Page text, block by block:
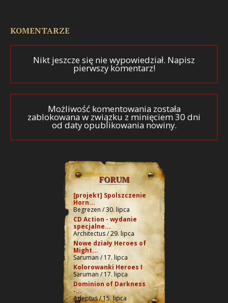
KOMENTARZE
Nikt jeszcze się nie wypowiedział. Napisz
pierwszy komentarz!
Możliwość komentowania została
zablokowana w związku z minięciem 30 dni
od daty opublikowania nowiny.
FORUM
[projekt] Spolszczenie
Horn...
Begrezen / 30. lipca
CD Action - wydanie
specjalne...
Architectus / 29. lipca
Nowe działy Heroes of
Might...
Saruman / 17. lipca
Kolorowanki Heroes I
Saruman / 17. lipca
Dominion of Darkness
-...
Adeptus / 15. lipca